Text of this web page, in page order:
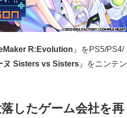
R:Evolution 』をPS5/PS4/
ヌ Sisters vs Sisters 』をニンテン
したゲーム会社を再